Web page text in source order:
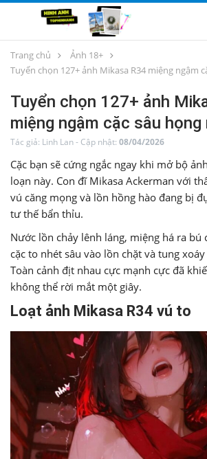
Trang chủ
Ảnh 18+
Tuyển chọn 127+ ảnh Mikasa R34 miệng ngậm
Tuyển chọn 127+ ảnh
miệng ngậm cặc sâu họng
Tác giả: Linh Lan- Cập nhật: 08/04/2026
Cặc bạn sẽ cứng ngắc ngay khi mở bộ
loạn này. Con đĩ Mikasa Ackerman với
vú căng mọng và lồn hồng hào đang bị
tư thế bẩn thỉu.
Nước lồn chảy lênh láng, miệng há ra bú
cặc to nhét sâu vào lồn chặt và tung
Toàn cảnh địt nhau cực mạnh cực đã
không thể rời mắt một giây.
Loạt ảnh Mikasa R34 vú to